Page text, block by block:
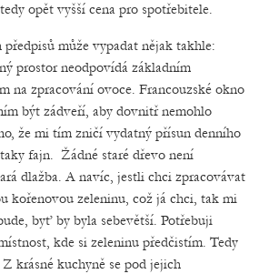
opět vyšší cena pro spotřebitele.
může vypadat nějak takhle:
prostor neodpovídá základním
na zpracování ovoce. Francouzské okno
být zádveří, aby dovnitř nemohlo
že mi tím zničí vydatný přísun denního
fajn. Žádné staré dřevo není
dlažba. A navíc, jestli chci zpracovávat
kořenovou zeleninu, což já chci, tak mi
byť by byla sebevětší. Potřebuji
kde si zeleninu předčistím. Tedy
krásné kuchyně se pod jejich